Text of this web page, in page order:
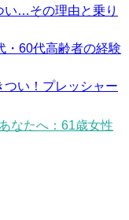
い…その理由と乗り
・60代高齢者の経験
い！プレッシャー
なたへ：61歳女性